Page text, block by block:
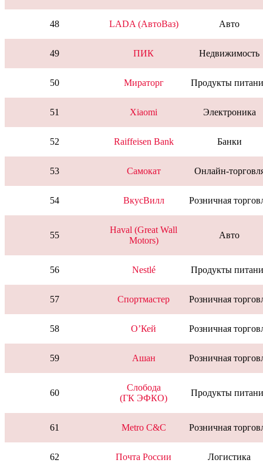
48 LADA (АвтоВаз) Авто
49 ПИК Недвижимость
50 Мираторг Продукты
51 Xiaomi Электроника
52 Raiffeisen Bank Банки
53 Самокат Онлайн-
54 ВкусВилл Розничная
55
Haval (Great Wall
Motors)
Авто
56 Nestlé Продукты
57 Спортмастер Розничная
58 О’Кей Розничная
59 Ашан Розничная
60
Слобода
(ГК ЭФКО)
Продукты
61 Metro C&C Розничная
62 Почта России Логистика